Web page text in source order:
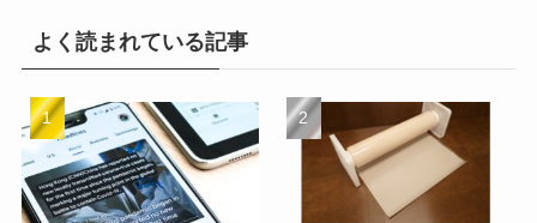
よく読まれている記事